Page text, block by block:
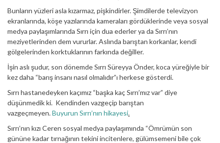
Bunların yüzleri asla kızarmaz, pişkindirler. Şimdilerde televizyon
ekranlarında, köşe yazılarında kameraları gördüklerinde veya sosyal
medya paylaşımlarında Sırrı için dua ederler ya da Sırrı’nın
meziyetlerinden dem vururlar. Aslında barıştan korkanlar, kendi
gölgelerinden korktuklarının farkında değiller.
İşin aslı şudur, son dönemde Sırrı Süreyya Önder, koca yüreğiyle bir
kez daha “barış insanı nasıl olmalıdır”ı herkese gösterdi.
Sırrı hastanedeyken kaçımız “başka kaç Sırrı’mız var” diye
düşünmedik ki. Kendinden vazgeçip barıştan
vazgeçmeyen.Buyurun Sırrı’nın hikayesi.
Sırrı’nın kızı Ceren sosyal medya paylaşımında “Ömrümün son
gününe kadar tırnağının tekini incitenlere, gülümsemeni bile çok